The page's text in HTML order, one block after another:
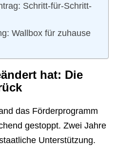
Schritt-für-Schritt-
Wallbox für zuhause
hat: Die
das Förderprogramm
gestoppt. Zwei Jahre
Unterstützung.